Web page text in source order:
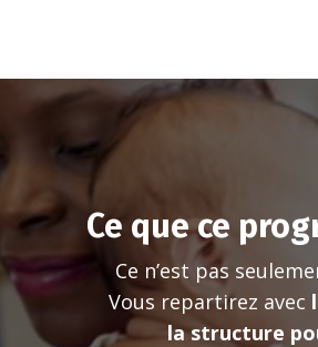
Ce que ce
Ce n’est pas
Vous repartirez avec
la structure